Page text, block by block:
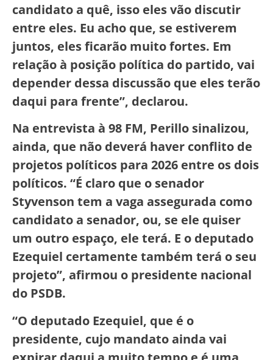
candidato a quê, isso eles vão discutir
entre eles. Eu acho que, se estiverem
juntos, eles ficarão muito fortes. Em
relação à posição política do partido, vai
depender dessa discussão que eles terão
daqui para frente”, declarou.
Na entrevista à 98 FM, Perillo sinalizou,
ainda, que não deverá haver conflito de
projetos políticos para 2026 entre os dois
políticos. “É claro que o senador
Styvenson tem a vaga assegurada como
candidato a senador, ou, se ele quiser
um outro espaço, ele terá. E o deputado
Ezequiel certamente também terá o seu
projeto”, afirmou o presidente nacional
do PSDB.
“O deputado Ezequiel, que é o
presidente, cujo mandato ainda vai